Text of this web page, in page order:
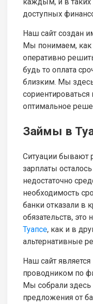
доступных
Наш сайт создан
Мы понимаем, как
оперативно
будь то оплата
близким. Мы
оптимальное
Займы в
Ситуации бывают
зарплаты
недостаточно
необходимость
банки отказали в
обязательств, это
Туапсе, как и в
альтернативные
Наш сайт
проводником по
Мы собрали
предложения от